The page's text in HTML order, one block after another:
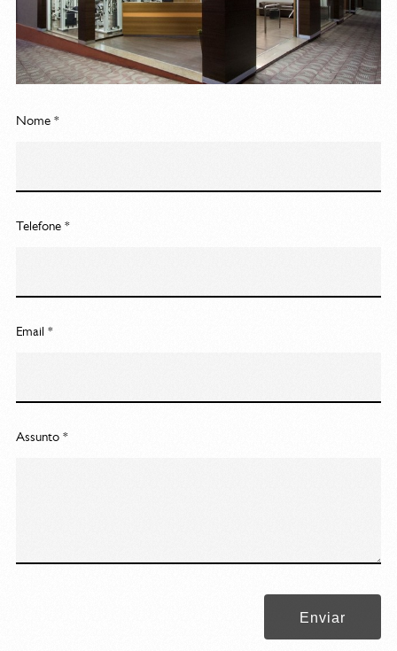
Nome *
Telefone *
Email *
Assunto *
Enviar